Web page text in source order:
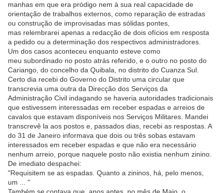
manhas em que era pródigo nem à sua real capacidade de
orientação de trabalhos externos, como reparação de estradas
ou construção de improvisadas mas sólidas pontes,
mas relembrarei apenas a redacção de dois ofícios em resposta
a pedido ou a determinação dos respectivos administradores.
Um dos casos aconteceu enquanto esteve como
meu subordinado no posto atrás referido, e o outro no posto do
Cariango, do concelho da Quibala, no distrito do Cuanza Sul.
Certo dia recebi do Governo do Distrito uma circular que
transcrevia uma outra da Direcção dos Serviços da
Administração Civil indagando se haveria autoridades tradicionais
que estivessem interessadas em receber espadas e arreios de
cavalos que estavam disponíveis nos Serviços Militares. Mandei
transcrevê la aos postos e, passados dias, recebi as respostas. A
do 31 de Janeiro informava que dois ou três sobas estavam
interessados em receber espadas e que não era necessário
nenhum arreio, porque naquele posto não existia nenhum zinino.
De imediato despachei:
"Requisitem se as espadas. Quanto a zininos, há, pelo menos,
um ... "